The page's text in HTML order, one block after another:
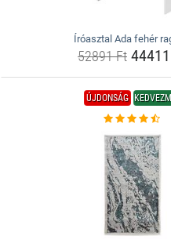
Íróasztal Ada fehér
52891 Ft
ÚJDONSÁG